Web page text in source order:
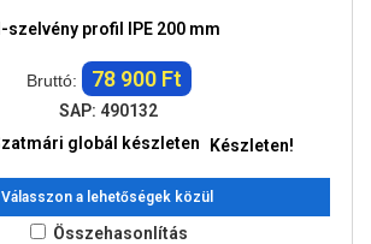
I-szelvény profil IPE 200 mm
Bruttó: 78 900 Ft
SAP: 490132
Készleten!
Válasszon a lehetőségek közül
Összehasonlítás